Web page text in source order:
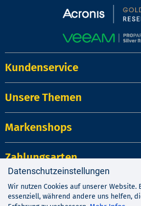
Kundenservice
Unsere Themen
Markenshops
Zahlungsarten
Impressum | Kontakt|
Datenschutzeinstellungen
Wir nutzen Cookies auf unserer Website.
essenziell, während andere uns helfen,